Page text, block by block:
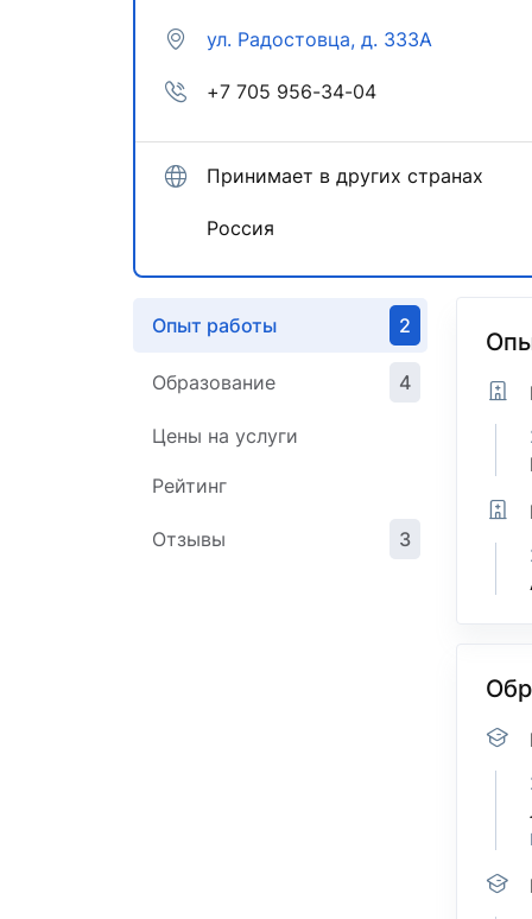
ул. Радостовца, д. 333А
+7 705 956-34-04
Принимает в других странах
Россия
Опыт работы 2
Образование 4
Цены на услуги
Рейтинг
Отзывы 3